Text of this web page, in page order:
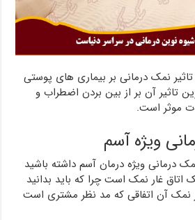
نمک درمانی بر بیماری های پوستی
تاثیر آن بر از بین بردن اضطراب و
موثر است.
ویژه آسم
درمانی ویژه درمان آسم داشته باشید
غار نمک است چرا که باید بدانید
نمک آن اتفاقی که مد نظر مشتری است